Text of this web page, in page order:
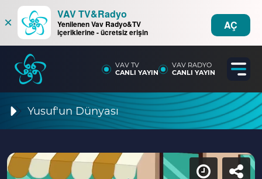
×
VAV TV&Radyo
Yenilenen Vav Radyo&TV
içeriklerine - ücretsiz erişin
AÇ
VAV TV
CANLI YAYIN
VAV RADYO
CANLI YAYIN
Yusuf'un Dünyası